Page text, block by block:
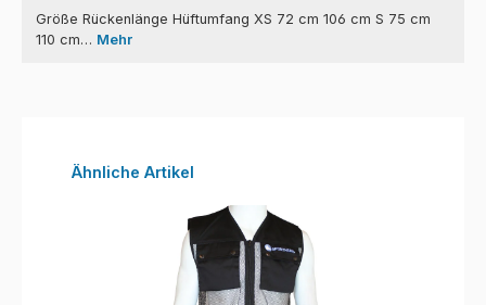
Größe Rückenlänge Hüftumfang XS 72 cm 106 cm S 75 cm
110 cm… Mehr
Produktgalerie überspringen
Ähnliche Artikel